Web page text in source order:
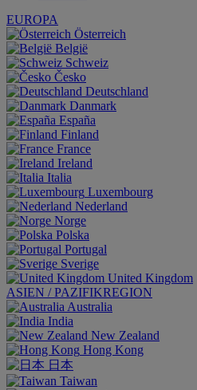
EUROPA
Österreich
België
Schweiz
Česko
Deutschland
Danmark
España
Finland
France
Ireland
Italia
Luxembourg
Nederland
Norge
Polska
Portugal
Sverige
United Kingdom
ASIEN / PAZIFIKREGION
Australia
India
New Zealand
Hong Kong
日本
Taiwan